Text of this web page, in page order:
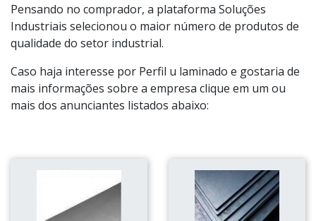
Pensando no comprador, a plataforma Soluções
Industriais selecionou o maior número de produtos de
qualidade do setor industrial.
Caso haja interesse por Perfil u laminado e gostaria de
mais informações sobre a empresa clique em um ou
mais dos anunciantes listados abaixo: